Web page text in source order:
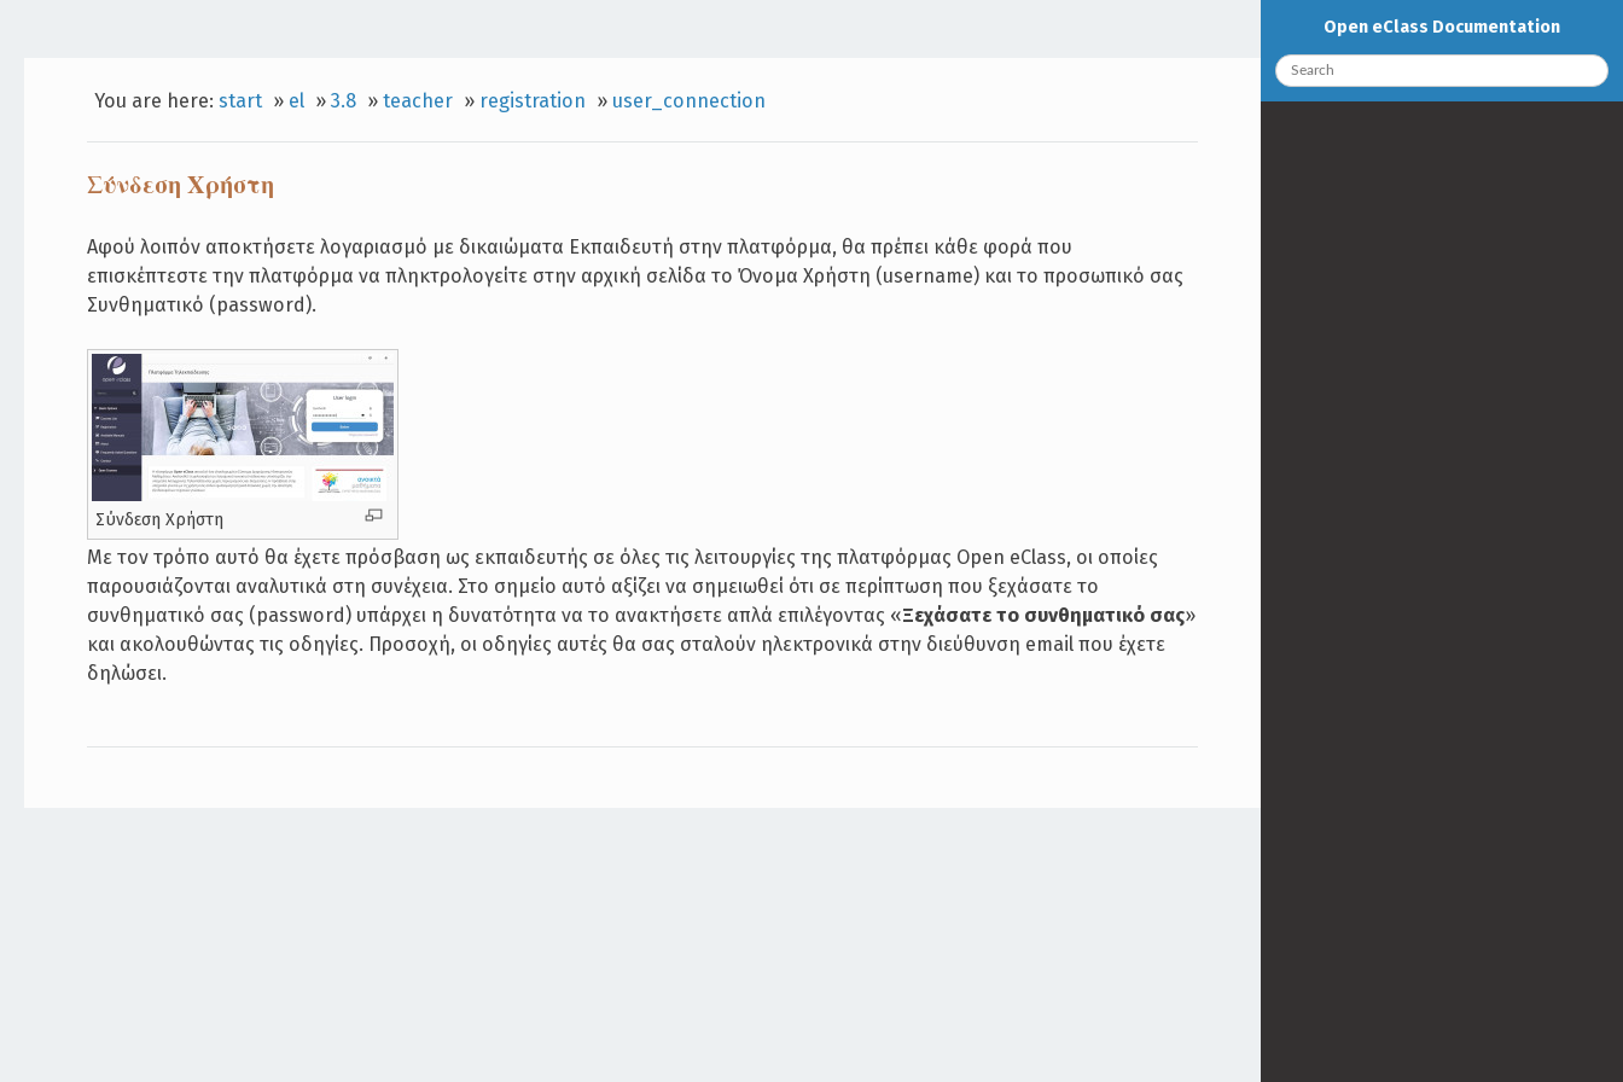
You are here: start » el » 3.8 » teacher » registration » user_connection
Σύνδεση Χρήστη
Αφού λοιπόν αποκτήσετε λογαριασμό με δικαιώματα Εκπαιδευτή στην πλατφόρμα, θα πρέπει κάθε φορά που
επισκέπτεστε την πλατφόρμα να πληκτρολογείτε στην αρχική σελίδα το Όνομα Χρήστη (username) και το προσωπικό σας
Συνθηματικό (password).
Σύνδεση Χρήστη
Με τον τρόπο αυτό θα έχετε πρόσβαση ως εκπαιδευτής σε όλες τις λειτουργίες της πλατφόρμας Open eClass, οι οποίες
παρουσιάζονται αναλυτικά στη συνέχεια. Στο σημείο αυτό αξίζει να σημειωθεί ότι σε περίπτωση που ξεχάσατε το
συνθηματικό σας (password) υπάρχει η δυνατότητα να το ανακτήσετε απλά επιλέγοντας «Ξεχάσατε το συνθηματικό σας»
και ακολουθώντας τις οδηγίες. Προσοχή, οι οδηγίες αυτές θα σας σταλούν ηλεκτρονικά στην διεύθυνση email που έχετε
δηλώσει.
Open eClass Documentation